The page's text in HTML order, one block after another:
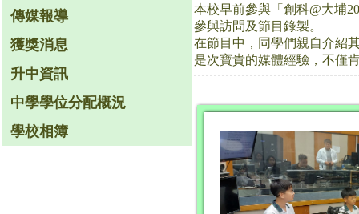
傳媒報導
獲獎消息
升中資訊
中學學位分配概況
學校相簿
本校早前參與「創科@大埔
參與訪問及節目錄製。
在節目中，同學們親自介紹
是次寶貴的媒體經驗，不僅